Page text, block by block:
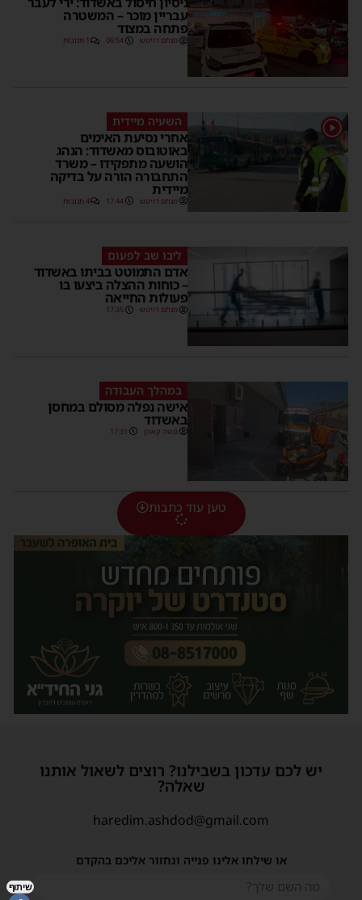
עבריין מוכר – המשטרה
פתחה במצוד
מנחם דויטש 06:54 1 תגובות
1 השעיה מיידית
אחרי נסיעת האימים
באוטובוס מאשדוד: הנהג
הושעה מתפקידו – משרד
התחבורה הורה על בדיקה
מיידית
מנחם דויטש 17:44 4 תגובות
ליבו שב לפעום
אדם התמוטט בביתו באשדוד
– כוחות ההצלה ביצעו בו
פעולות החייאה
מנחם דויטש 17:35
במהלך העבודה
אישה נפלה מסולם במחסן
באשדוד
משה קאהן 17:31
טען עוד כתבות
יש לכם עדכון בשבילנו? רוצים לשאול אותנו
שאלה?
haredim.ashdod@gmail.com
או שילחו אלינו פנייה ונחזור אליכם בהקדם
שיתוף